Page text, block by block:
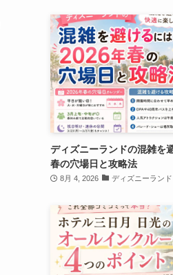
ディズニーランドの混雑を
春の穴場日と攻略法
8月 4, 2026 ディズニーランド